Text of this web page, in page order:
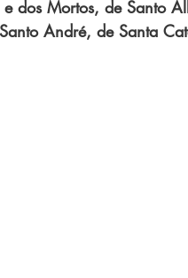
dos Mortos, de Santo
André, de Santa